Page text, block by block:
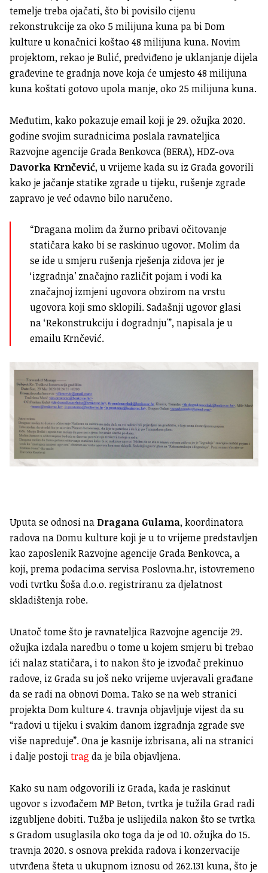
temelje treba ojačati, što bi povisilo cijenu
rekonstrukcije za oko 5 milijuna kuna pa bi Dom
kulture u konačnici koštao 48 milijuna kuna. Novim
projektom, rekao je Bulić, predviđeno je uklanjanje dijela
građevine te gradnja nove koja će umjesto 48 milijuna
kuna koštati gotovo upola manje, oko 25 milijuna kuna.
Međutim, kako pokazuje email koji je 29. ožujka 2020.
godine svojim suradnicima poslala ravnateljica
Razvojne agencije Grada Benkovca (BERA), HDZ-ova
Davorka Krnčević, u vrijeme kada su iz Grada govorili
kako je jačanje statike zgrade u tijeku, rušenje zgrade
zapravo je već odavno bilo naručeno.
“Dragana molim da žurno pribavi očitovanje
statičara kako bi se raskinuo ugovor. Molim da
se ide u smjeru rušenja rješenja zidova jer je
‘izgradnja’ značajno različit pojam i vodi ka
značajnoj izmjeni ugovora obzirom na vrstu
ugovora koji smo sklopili. Sadašnji ugovor glasi
na ‘Rekonstrukciju i dogradnju'”, napisala je u
emailu Krnčević.
Uputa se odnosi na Dragana Gulama, koordinatora
radova na Domu kulture koji je u to vrijeme predstavljen
kao zaposlenik Razvojne agencije Grada Benkovca, a
koji, prema podacima servisa Poslovna.hr, istovremeno
vodi tvrtku Šoša d.o.o. registriranu za djelatnost
skladištenja robe.
Unatoč tome što je ravnateljica Razvojne agencije 29.
ožujka izdala naredbu o tome u kojem smjeru bi trebao
ići nalaz statičara, i to nakon što je izvođač prekinuo
radove, iz Grada su još neko vrijeme uvjeravali građane
da se radi na obnovi Doma. Tako se na web stranici
projekta Dom kulture 4. travnja objavljuje vijest da su
“radovi u tijeku i svakim danom izgradnja zgrade sve
više napreduje”. Ona je kasnije izbrisana, ali na stranici
i dalje postojitrag da je bila objavljena.
Kako su nam odgovorili iz Grada, kada je raskinut
ugovor s izvođačem MP Beton, tvrtka je tužila Grad radi
izgubljene dobiti. Tužba je uslijedila nakon što se tvrtka
s Gradom usuglasila oko toga da je od 10. ožujka do 15.
travnja 2020. s osnova prekida radova i konzervacije
utvrđena šteta u ukupnom iznosu od 262.131 kuna, što je